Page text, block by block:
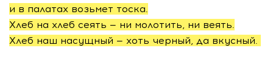
и в палатах возьмет тоска.
Хлеб на хлеб сеять — ни молотить, ни веять.
Хлеб наш насущный — хоть черный, да вкусный.